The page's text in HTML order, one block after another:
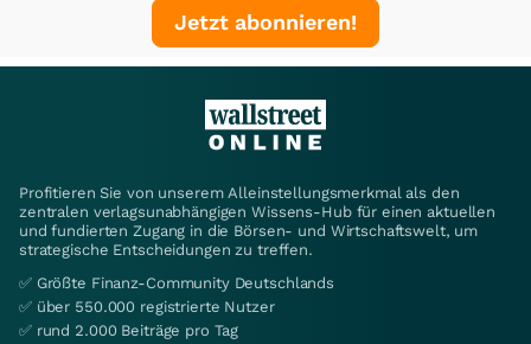
Jetzt abonnieren!
Profitieren Sie von unserem Alleinstellungsmerkmal als den
zentralen verlagsunabhängigen Wissens-Hub für einen aktuellen
und fundierten Zugang in die Börsen- und Wirtschaftswelt, um
strategische Entscheidungen zu treffen.
✅ Größte Finanz-Community Deutschlands
✅ über 550.000 registrierte Nutzer
✅ rund 2.000 Beiträge pro Tag